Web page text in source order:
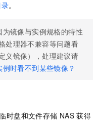
。
为镜像与实例规格的特性
处理器不兼容等问题看
义镜像），处理建议请
例时看不到某些镜像？
时盘和文件存储 NAS 获得